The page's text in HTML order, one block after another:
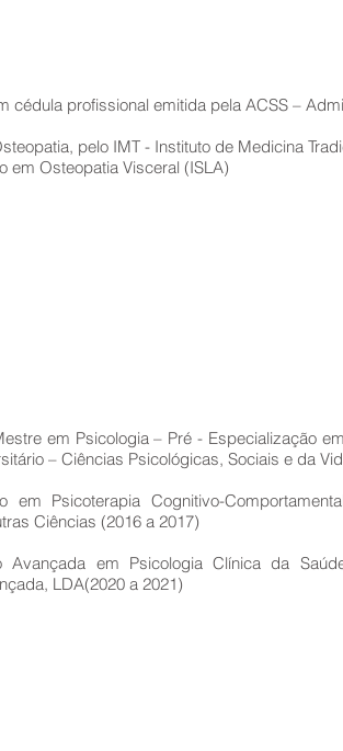
cédula profissional emitida pela ACSS –
pelo IMT - Instituto de Medicina
em Osteopatia Visceral (ISLA)
em Psicologia – Pré - Especialização
– Ciências Psicológicas, Sociais e da
em Psicoterapia Cognitivo-
Ciências (2016 a 2017)
Avançada em Psicologia Clínica da
LDA(2020 a 2021)